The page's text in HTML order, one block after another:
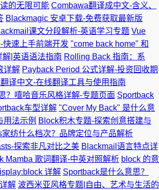
的无限可能 Combawa翻译成中文-含义、
Blackmagic 安卓下载-免费获取最新版
课文分段解析-英语学习专题 Vue
快速上手前端开发 "come back home" 和
|英语语法指南 Rolling Back 指南：系
详解 Payback Period 公式详解-投资回收期
译中文-在线翻译工具与使用指南
？嘻哈音乐风格详解-专题页面 Sportback
车型详解 "Cover My Back" 是什么意
用法示例 Block积木专题-探索创意搭建与
家纺什么档次？品牌定位与产品解析
探索非凡对比之美 Blackmail语言特点详
Mamba 歌词翻译-中英对照解析 block 的意
详解 Sportback是什么意思？
解 波西米亚风格专题|自由、艺术与生活的